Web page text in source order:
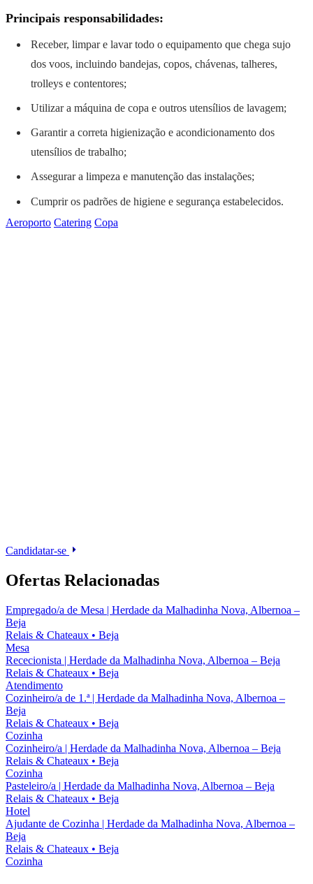
Principais responsabilidades:
Receber, limpar e lavar todo o equipamento que chega sujo
dos voos, incluindo bandejas, copos, chávenas, talheres,
trolleys e contentores;
Utilizar a máquina de copa e outros utensílios de lavagem;
Garantir a correta higienização e acondicionamento dos
utensílios de trabalho;
Assegurar a limpeza e manutenção das instalações;
Cumprir os padrões de higiene e segurança estabelecidos.
Aeroporto Catering Copa
Candidatar-se
Ofertas Relacionadas
Empregado/a de Mesa | Herdade da Malhadinha Nova, Albernoa –
Beja
Relais & Chateaux • Beja
Mesa
Rececionista | Herdade da Malhadinha Nova, Albernoa – Beja
Relais & Chateaux • Beja
Atendimento
Cozinheiro/a de 1.ª | Herdade da Malhadinha Nova, Albernoa –
Beja
Relais & Chateaux • Beja
Cozinha
Cozinheiro/a | Herdade da Malhadinha Nova, Albernoa – Beja
Relais & Chateaux • Beja
Cozinha
Pasteleiro/a | Herdade da Malhadinha Nova, Albernoa – Beja
Relais & Chateaux • Beja
Hotel
Ajudante de Cozinha | Herdade da Malhadinha Nova, Albernoa –
Beja
Relais & Chateaux • Beja
Cozinha